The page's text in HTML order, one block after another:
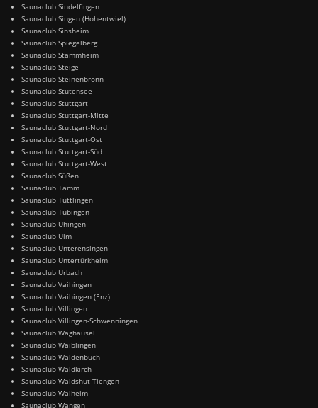
Saunaclub Sindelfingen
Saunaclub Singen (Hohentwiel)
Saunaclub Sinsheim
Saunaclub Spiegelberg
Saunaclub Stammheim
Saunaclub Steige
Saunaclub Steinenbronn
Saunaclub Stutensee
Saunaclub Stuttgart
Saunaclub Stuttgart-Mitte
Saunaclub Stuttgart-Nord
Saunaclub Stuttgart-Ost
Saunaclub Stuttgart-Süd
Saunaclub Stuttgart-West
Saunaclub Süßen
Saunaclub Tamm
Saunaclub Tuttlingen
Saunaclub Tübingen
Saunaclub Uhingen
Saunaclub Ulm
Saunaclub Unterensingen
Saunaclub Untertürkheim
Saunaclub Urbach
Saunaclub Vaihingen
Saunaclub Vaihingen (Enz)
Saunaclub Villingen
Saunaclub Villingen-Schwenningen
Saunaclub Waghäusel
Saunaclub Waiblingen
Saunaclub Waldenbuch
Saunaclub Waldkirch
Saunaclub Waldshut-Tiengen
Saunaclub Walheim
Saunaclub Wangen